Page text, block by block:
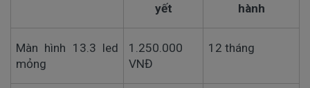
yết
hành
Màn hình 13.3 led
mỏng
1.250.000
VNĐ
12 tháng